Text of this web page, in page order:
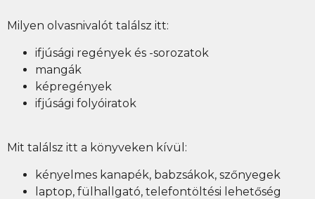
Milyen olvasnivalót találsz itt:
ifjúsági regények és -sorozatok
mangák
képregények
ifjúsági folyóiratok
Mit találsz itt a könyveken kívül:
kényelmes kanapék, babzsákok, szőnyegek
laptop, fülhallgató, telefontöltési lehetőség